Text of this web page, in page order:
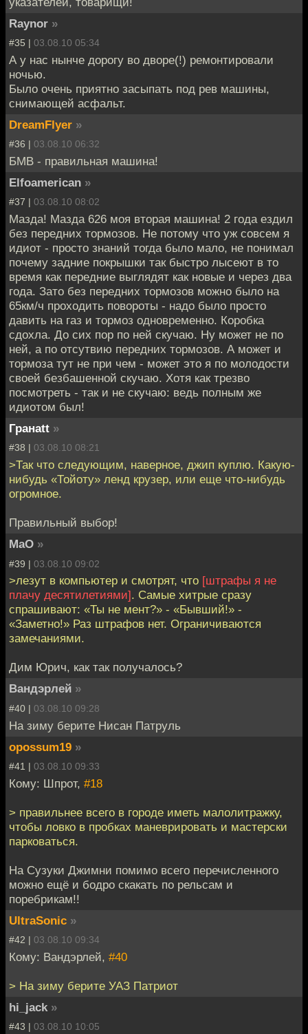
Raynor »
#35 | 03.08.10 05:34
А у нас нынче дорогу во дворе(!) ремонтировали
ночью.
Было очень приятно засыпать под рев машины,
снимающей асфальт.
DreamFlyer »
#36 | 03.08.10 06:32
БМВ - правильная машина!
Elfoamerican »
#37 | 03.08.10 08:02
Мазда! Мазда 626 моя вторая машина! 2 года ездил
без передних тормозов. Не потому что уж совсем я
идиот - просто знаний тогда было мало, не понимал
почему задние покрышки так быстро лысеют в то
время как передние выглядят как новые и через два
года. Зато без передних тормозов можно было на
65км/ч проходить повороты - надо было просто
давить на газ и тормоз одновременно. Коробка
сдохла. До сих пор по ней скучаю. Ну может не по
ней, а по отсутвию передних тормозов. А может и
тормоза тут не при чем - может это я по молодости
своей безбашенной скучаю. Хотя как трезво
посмотреть - так и не скучаю: ведь полным же
идиотом был!
Гранаtt »
#38 | 03.08.10 08:21
>Так что следующим, наверное, джип куплю. Какую-
нибудь «Тойоту» ленд крузер, или еще что-нибудь
огромное.
Правильный выбор!
MaO »
#39 | 03.08.10 09:02
>лезут в компьютер и смотрят, что [штрафы я не
плачу десятилетиями]. Самые хитрые сразу
спрашивают: «Ты не мент?» - «Бывший!» -
«Заметно!» Раз штрафов нет. Ограничиваются
замечаниями.
Дим Юрич, как так получалось?
Вандэрлей »
#40 | 03.08.10 09:28
На зиму берите Нисан Патруль
opossum19 »
#41 | 03.08.10 09:33
Кому: Шпрот, #18
> правильнее всего в городе иметь малолитражку,
чтобы ловко в пробках маневрировать и мастерски
парковаться.
На Сузуки Джимни помимо всего перечисленного
можно ещё и бодро скакать по рельсам и
поребрикам!!
UltraSonic »
#42 | 03.08.10 09:34
Кому: Вандэрлей, #40
> На зиму берите УАЗ Патриот
hi_jack »
#43 | 03.08.10 10:05